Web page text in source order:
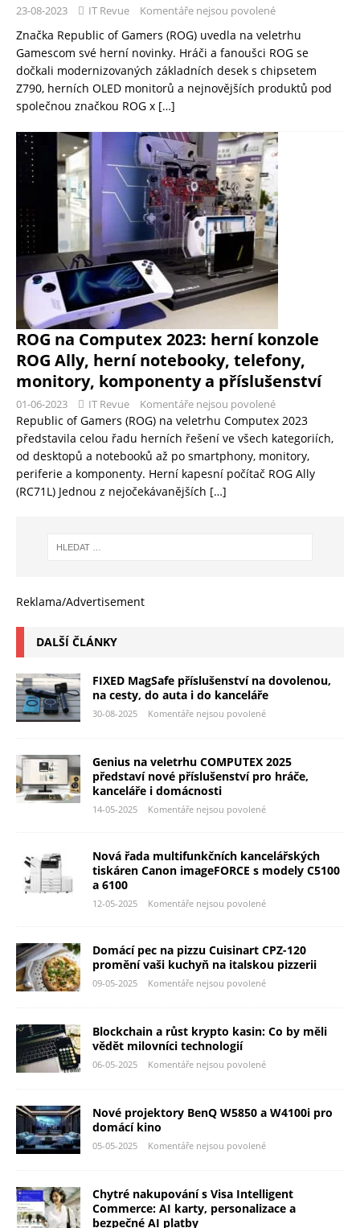
23-08-2023 IT Revue Komentáře nejsou povolené
Značka Republic of Gamers (ROG) uvedla na veletrhu
Gamescom své herní novinky. Hráči a fanoušci ROG se
dočkali modernizovaných základních desek s chipsetem
Z790, herních OLED monitorů a nejnovějších produktů pod
společnou značkou ROG x […]
ROG na Computex 2023: herní konzole
ROG Ally, herní notebooky, telefony,
monitory, komponenty a příslušenství
01-06-2023 IT Revue Komentáře nejsou povolené
Republic of Gamers (ROG) na veletrhu Computex 2023
představila celou řadu herních řešení ve všech kategoriích,
od desktopů a notebooků až po smartphony, monitory,
periferie a komponenty. Herní kapesní počítač ROG Ally
(RC71L) Jednou z nejočekávanějších […]
Reklama/Advertisement
DALŠÍ ČLÁNKY
FIXED MagSafe příslušenství na dovolenou,
na cesty, do auta i do kanceláře
30-08-2025 Komentáře nejsou povolené
Genius na veletrhu COMPUTEX 2025
představí nové příslušenství pro hráče,
kanceláře i domácnosti
14-05-2025 Komentáře nejsou povolené
Nová řada multifunkčních kancelářských
tiskáren Canon imageFORCE s modely C5100
a 6100
12-05-2025 Komentáře nejsou povolené
Domácí pec na pizzu Cuisinart CPZ-120
promění vaši kuchyň na italskou pizzerii
09-05-2025 Komentáře nejsou povolené
Blockchain a růst krypto kasin: Co by měli
vědět milovníci technologií
06-05-2025 Komentáře nejsou povolené
Nové projektory BenQ W5850 a W4100i pro
domácí kino
05-05-2025 Komentáře nejsou povolené
Chytré nakupování s Visa Intelligent
Commerce: AI karty, personalizace a
bezpečné AI platby